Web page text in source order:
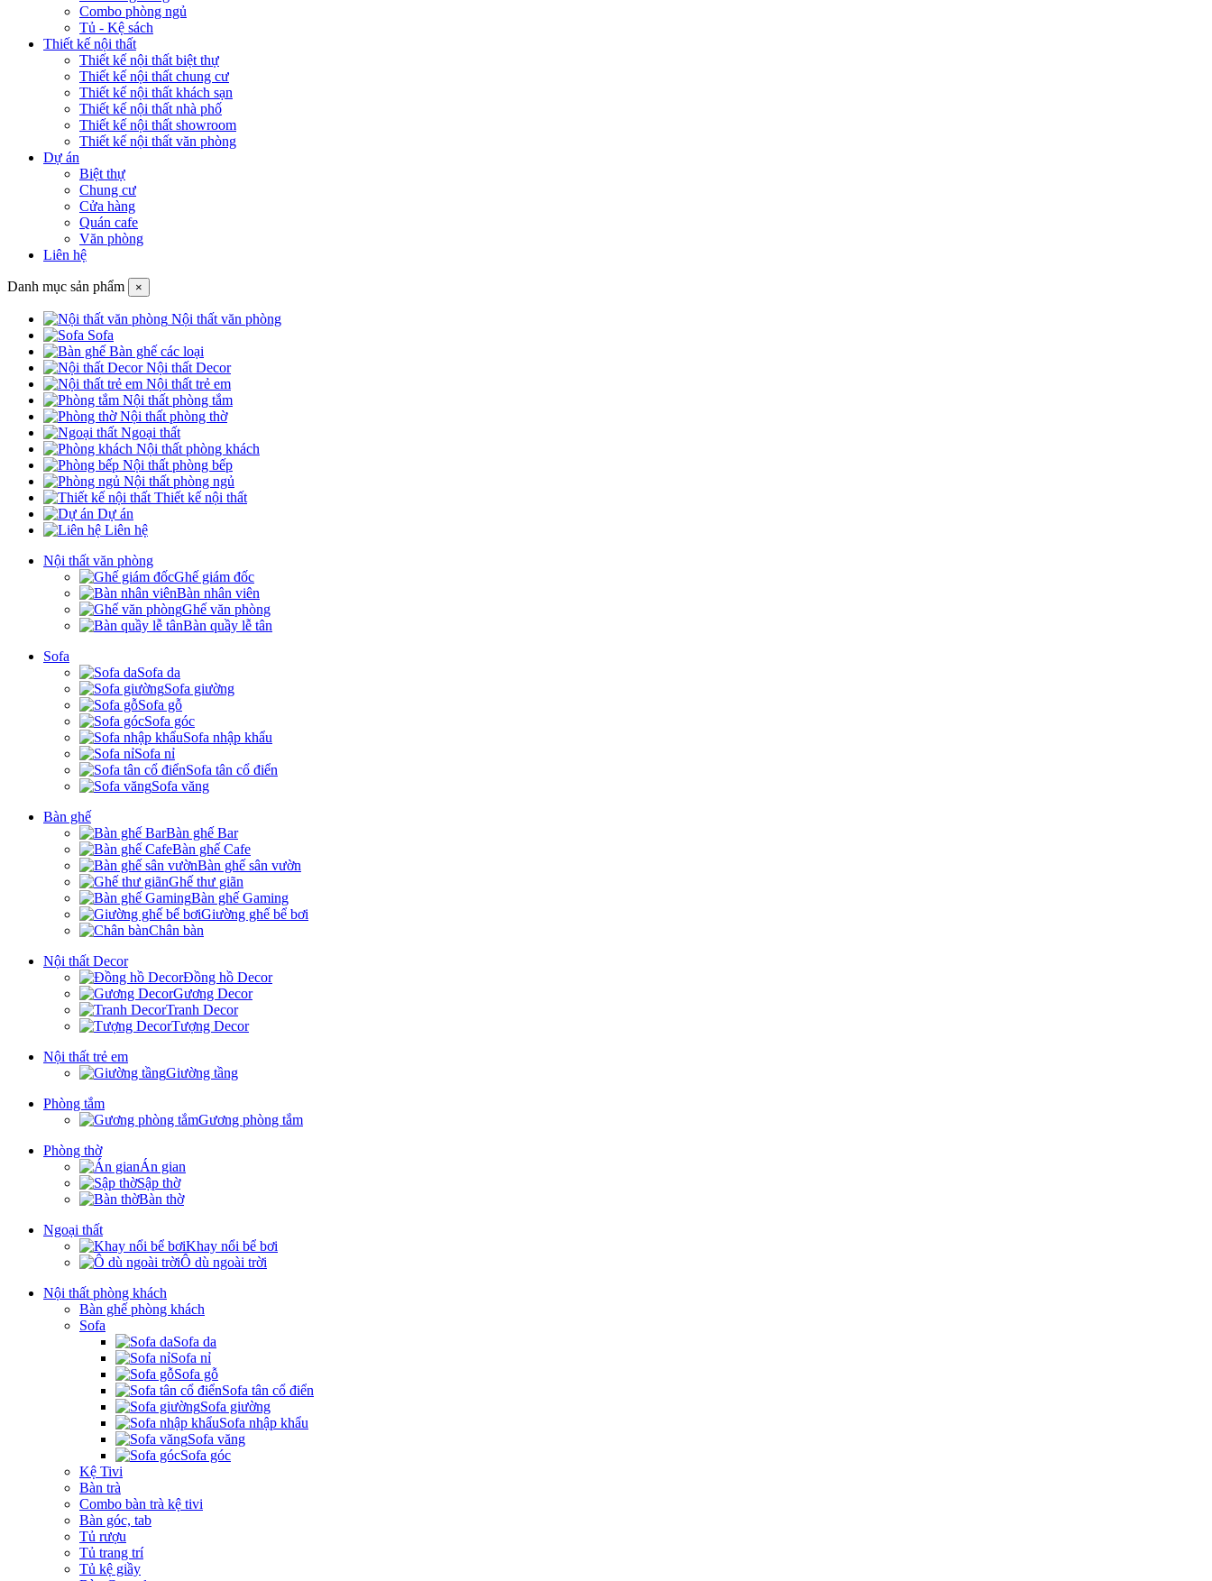
Combo phòng ngủ
Tủ - Kệ sách
Thiết kế nội thất
Thiết kế nội thất biệt thự
Thiết kế nội thất chung cư
Thiết kế nội thất khách sạn
Thiết kế nội thất nhà phố
Thiết kế nội thất showroom
Thiết kế nội thất văn phòng
Dự án
Biệt thự
Chung cư
Cửa hàng
Quán cafe
Văn phòng
Liên hệ
Danh mục sản phẩm ×
Nội thất văn phòng
Sofa
Bàn ghế các loại
Nội thất Decor
Nội thất trẻ em
Nội thất phòng tắm
Nội thất phòng thờ
Ngoại thất
Nội thất phòng khách
Nội thất phòng bếp
Nội thất phòng ngủ
Thiết kế nội thất
Dự án
Liên hệ
Nội thất văn phòng
Ghế giám đốc
Bàn nhân viên
Ghế văn phòng
Bàn quầy lễ tân
Sofa
Sofa da
Sofa giường
Sofa gỗ
Sofa góc
Sofa nhập khẩu
Sofa nỉ
Sofa tân cổ điển
Sofa văng
Bàn ghế
Bàn ghế Bar
Bàn ghế Cafe
Bàn ghế sân vườn
Ghế thư giãn
Bàn ghế Gaming
Giường ghế bể bơi
Chân bàn
Nội thất Decor
Đồng hồ Decor
Gương Decor
Tranh Decor
Tượng Decor
Nội thất trẻ em
Giường tầng
Phòng tắm
Gương phòng tắm
Phòng thờ
Án gian
Sập thờ
Bàn thờ
Ngoại thất
Khay nổi bể bơi
Ô dù ngoài trời
Nội thất phòng khách
Bàn ghế phòng khách
Sofa
Sofa da
Sofa nỉ
Sofa gỗ
Sofa tân cổ điển
Sofa giường
Sofa nhập khẩu
Sofa văng
Sofa góc
Kệ Tivi
Bàn trà
Combo bàn trà kệ tivi
Bàn góc, tab
Tủ rượu
Tủ trang trí
Tủ kệ giầy